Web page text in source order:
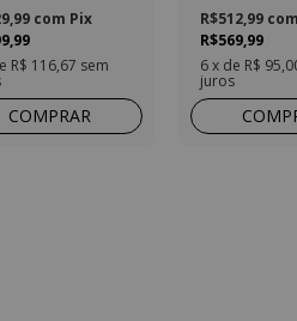
com Pix
R$ 116,67 sem
COMPRAR
R$569,99
R$512,99 com
6x de R$
juros